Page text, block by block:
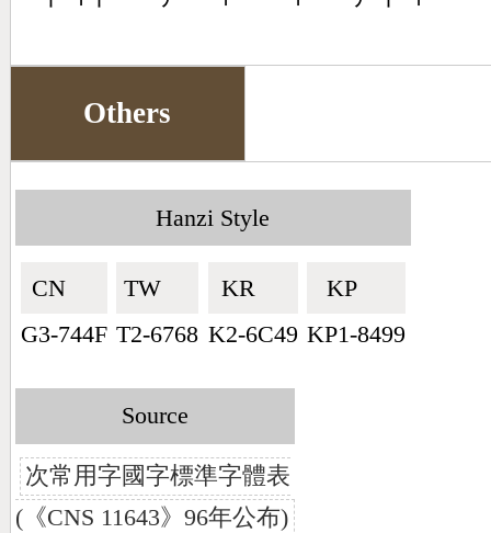
Others
Hanzi Style
CN🇨🇳
G3-744F
TW🇹🇼
T2-6768
KR🇰🇷
K2-6C49
KP🇰🇵
KP1-8499
Source
次常用字國字標準字體表
(《CNS 11643》96年公布)